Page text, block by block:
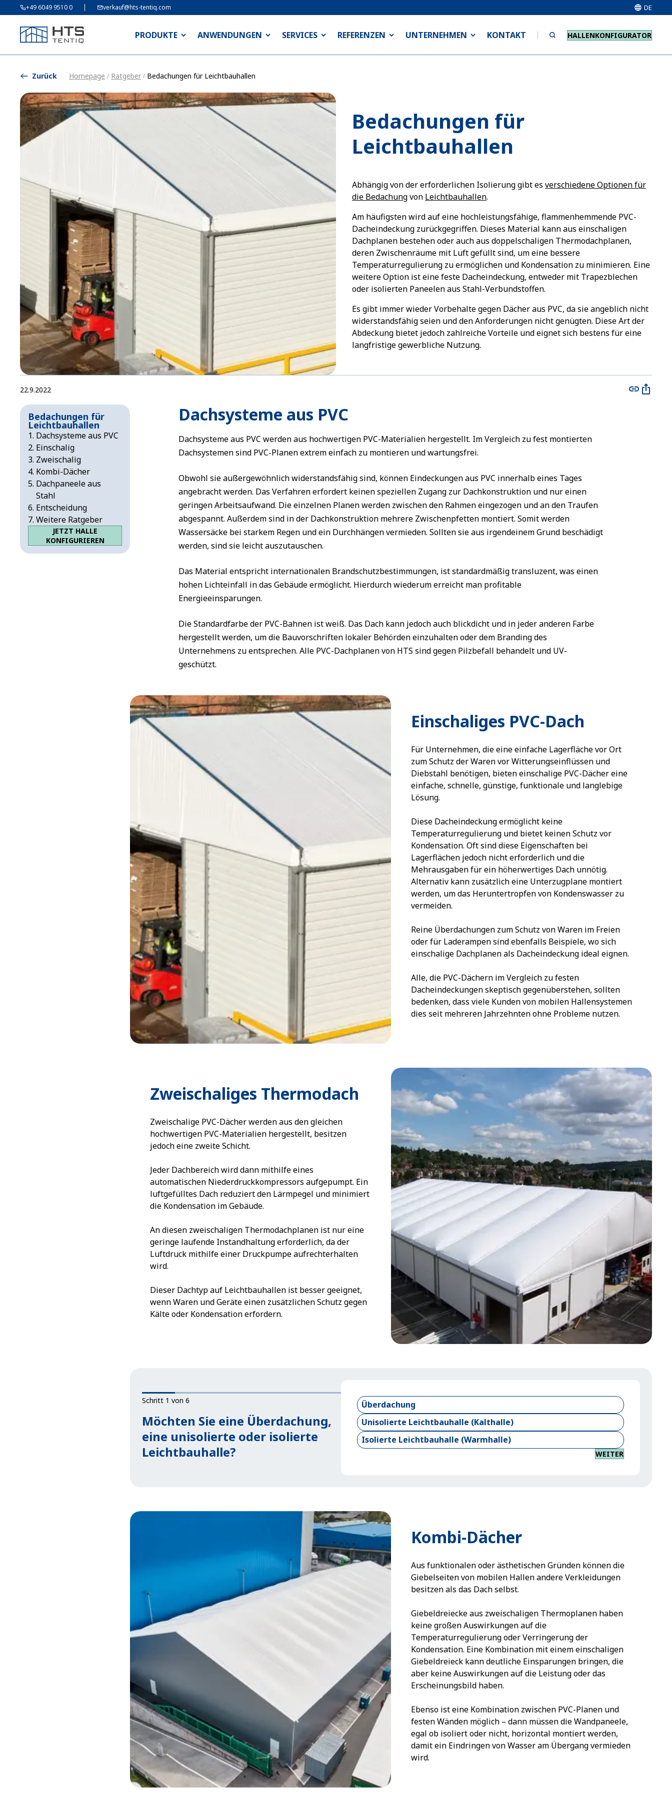
+49 6049 9510 0 verkauf@hts-tentiq.com DE
PRODUKTE ANWENDUNGEN SERVICES REFERENZEN UNTERNEHMEN KONTAKT HALLENKONFIGURATOR
Zurück Homepage / Ratgeber / Bedachungen für Leichtbauhallen
Bedachungen für
Leichtbauhallen
Abhängig von der erforderlichen Isolierung gibt es verschiedene Optionen für
die Bedachungvon Leichtbauhallen.
Am häufigsten wird auf eine hochleistungsfähige, flammenhemmende PVC-
Dacheindeckung zurückgegriffen. Dieses Material kann aus einschaligen
Dachplanen bestehen oder auch aus doppelschaligen Thermodachplanen,
deren Zwischenräume mit Luft gefüllt sind, um eine bessere
Temperaturregulierung zu ermöglichen und Kondensation zu minimieren. Eine
weitere Option ist eine feste Dacheindeckung, entweder mit Trapezblechen
oder isolierten Paneelen aus Stahl-Verbundstoffen.
Es gibt immer wieder Vorbehalte gegen Dächer aus PVC, da sie angeblich nicht
widerstandsfähig seien und den Anforderungen nicht genügten. Diese Art der
Abdeckung bietet jedoch zahlreiche Vorteile und eignet sich bestens für eine
langfristige gewerbliche Nutzung.
22.9.2022
Bedachungen für
Leichtbauhallen
Dachsysteme aus PVC
Einschalig
Zweischalig
Kombi-Dächer
Dachpaneele aus
Stahl
Entscheidung
Weitere Ratgeber
JETZT HALLE
KONFIGURIEREN
Dachsysteme aus PVC
Dachsysteme aus PVC werden aus hochwertigen PVC-Materialien hergestellt. Im Vergleich zu fest montierten
Dachsystemen sind PVC-Planen extrem einfach zu montieren und wartungsfrei.
Obwohl sie außergewöhnlich widerstandsfähig sind, können Eindeckungen aus PVC innerhalb eines Tages
angebracht werden. Das Verfahren erfordert keinen speziellen Zugang zur Dachkonstruktion und nur einen
geringen Arbeitsaufwand. Die einzelnen Planen werden zwischen den Rahmen eingezogen und an den Traufen
abgespannt. Außerdem sind in der Dachkonstruktion mehrere Zwischenpfetten montiert. Somit werden
Wassersäcke bei starkem Regen und ein Durchhängen vermieden. Sollten sie aus irgendeinem Grund beschädigt
werden, sind sie leicht auszutauschen.
Das Material entspricht internationalen Brandschutzbestimmungen, ist standardmäßig transluzent, was einen
hohen Lichteinfall in das Gebäude ermöglicht. Hierdurch wiederum erreicht man profitable
Energieeinsparungen.
Die Standardfarbe der PVC-Bahnen ist weiß. Das Dach kann jedoch auch blickdicht und in jeder anderen Farbe
hergestellt werden, um die Bauvorschriften lokaler Behörden einzuhalten oder dem Branding des
Unternehmens zu entsprechen. Alle PVC-Dachplanen von HTS sind gegen Pilzbefall behandelt und UV-
geschützt.
Einschaliges PVC-Dach
Für Unternehmen, die eine einfache Lagerfläche vor Ort
zum Schutz der Waren vor Witterungseinflüssen und
Diebstahl benötigen, bieten einschalige PVC-Dächer eine
einfache, schnelle, günstige, funktionale und langlebige
Lösung.
Diese Dacheindeckung ermöglicht keine
Temperaturregulierung und bietet keinen Schutz vor
Kondensation. Oft sind diese Eigenschaften bei
Lagerflächen jedoch nicht erforderlich und die
Mehrausgaben für ein höherwertiges Dach unnötig.
Alternativ kann zusätzlich eine Unterzugplane montiert
werden, um das Heruntertropfen von Kondenswasser zu
vermeiden.
Reine Überdachungen zum Schutz von Waren im Freien
oder für Laderampen sind ebenfalls Beispiele, wo sich
einschalige Dachplanen als Dacheindeckung ideal eignen.
Alle, die PVC-Dächern im Vergleich zu festen
Dacheindeckungen skeptisch gegenüberstehen, sollten
bedenken, dass viele Kunden von mobilen Hallensystemen
dies seit mehreren Jahrzehnten ohne Probleme nutzen.
Zweischaliges Thermodach
Zweischalige PVC-Dächer werden aus den gleichen
hochwertigen PVC-Materialien hergestellt, besitzen
jedoch eine zweite Schicht.
Jeder Dachbereich wird dann mithilfe eines
automatischen Niederdruckkompressors aufgepumpt. Ein
luftgefülltes Dach reduziert den Lärmpegel und minimiert
die Kondensation im Gebäude.
An diesen zweischaligen Thermodachplanen ist nur eine
geringe laufende Instandhaltung erforderlich, da der
Luftdruck mithilfe einer Druckpumpe aufrechterhalten
wird.
Dieser Dachtyp auf Leichtbauhallen ist besser geeignet,
wenn Waren und Geräte einen zusätzlichen Schutz gegen
Kälte oder Kondensation erfordern.
Schritt 1 von 6
Möchten Sie eine Überdachung,
eine unisolierte oder isolierte
Leichtbauhalle?
Überdachung
Unisolierte Leichtbauhalle (Kalthalle)
Isolierte Leichtbauhalle (Warmhalle)
WEITER
Kombi-Dächer
Aus funktionalen oder ästhetischen Gründen können die
Giebelseiten von mobilen Hallen andere Verkleidungen
besitzen als das Dach selbst.
Giebeldreiecke aus zweischaligen Thermoplanen haben
keine großen Auswirkungen auf die
Temperaturregulierung oder Verringerung der
Kondensation. Eine Kombination mit einem einschaligen
Giebeldreieck kann deutliche Einsparungen bringen, die
aber keine Auswirkungen auf die Leistung oder das
Erscheinungsbild haben.
Ebenso ist eine Kombination zwischen PVC-Planen und
festen Wänden möglich – dann müssen die Wandpaneele,
egal ob isoliert oder nicht, horizontal montiert werden,
damit ein Eindringen von Wasser am Übergang vermieden
wird.